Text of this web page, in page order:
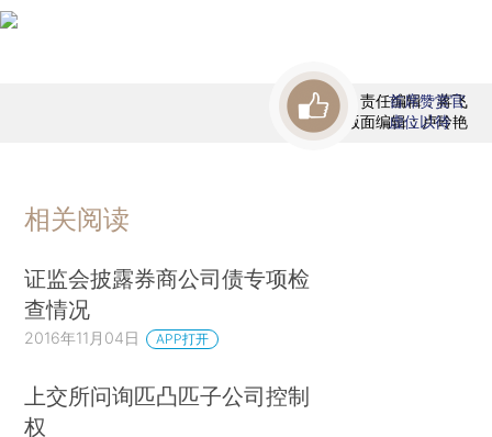
责任编辑：蒋飞
版面编辑：卢玲艳
首席赞赏官
虚位以待
相关阅读
证监会披露券商公司债专项检
查情况
2016年11月04日 APP打开
上交所问询匹凸匹子公司控制
权